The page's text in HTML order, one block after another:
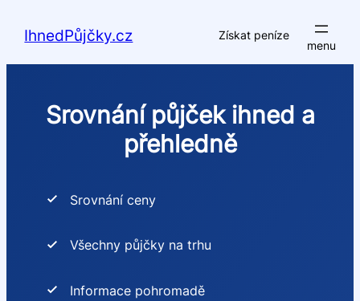
IhnedPůjčky.cz Získat peníze
Srovnání půjček ihned a
přehledně
Srovnání ceny
Všechny půjčky na trhu
Informace pohromadě